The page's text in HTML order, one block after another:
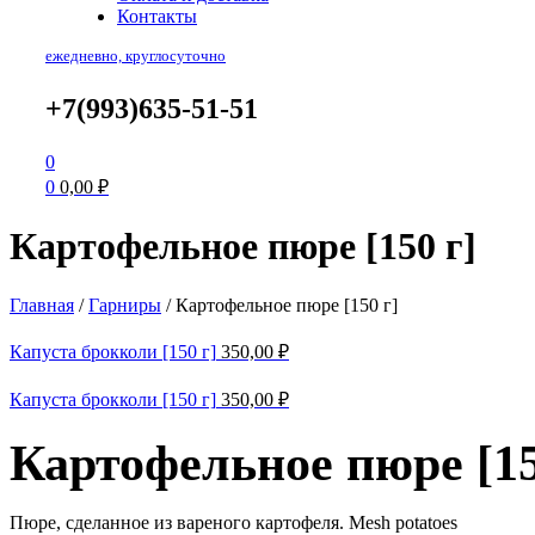
Контакты
ежедневно, круглосуточно
+7(993)635-51-51
0
0 0,00 ₽
Картофельное пюре [150 г]
Главная /Гарниры /Картофельное пюре [150 г]
Капуста брокколи [150 г] 350,00 ₽
Капуста брокколи [150 г] 350,00 ₽
Картофельное пюре
Пюре, сделанное из вареного картофеля. Mesh potatoes